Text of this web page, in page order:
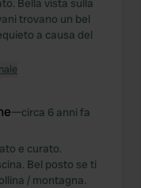
from your use
Bella vista sulla
trovano un bel
a causa del
—circa 6 anni fa
e curato.
Bel posto se ti
/ montagna.